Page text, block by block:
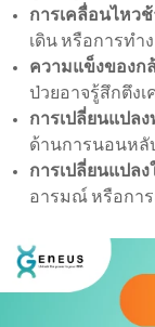
การเคลื่อนไหวช้
เดิน หรือการทำ
ความแข็งของก
ป่วยอาจรู้สึกตึง
การเปลี่ยนแปล
ด้านการนอนหลั
การเปลี่ยนแปล
อารมณ์ หรือกา